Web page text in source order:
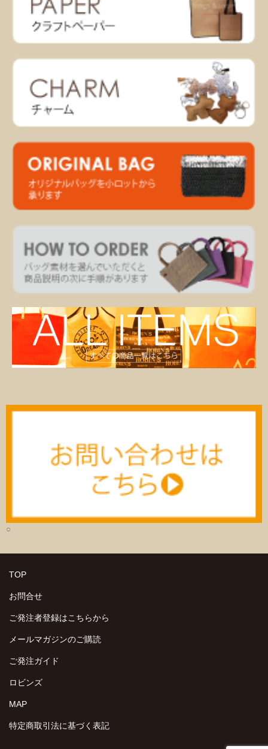
○
TOP
お問合せ
ご発注者登録はこちらから
メールマガジンのご購読
ご発注ガイド
ロビンズ
MAP
特定商取引法に基づく表記